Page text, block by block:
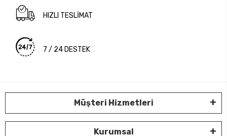
HIZLI TESLİMAT
7 / 24 DESTEK
Müşteri Hizmetleri
Kurumsal